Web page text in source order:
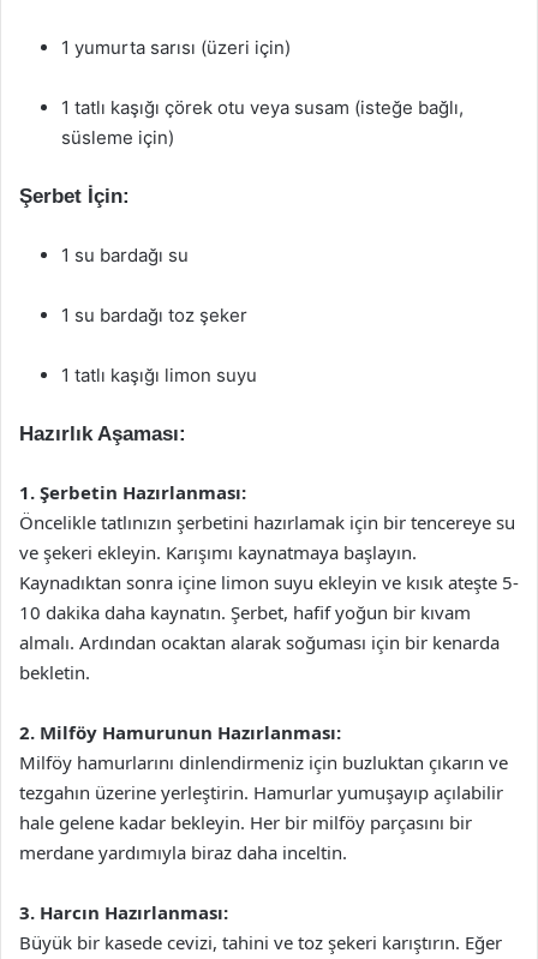
1 yumurta sarısı (üzeri için)
1 tatlı kaşığı çörek otu veya susam (isteğe bağlı,
süsleme için)
Şerbet İçin:
1 su bardağı su
1 su bardağı toz şeker
1 tatlı kaşığı limon suyu
Hazırlık Aşaması:
1. Şerbetin Hazırlanması:
Öncelikle tatlınızın şerbetini hazırlamak için bir tencereye su
ve şekeri ekleyin. Karışımı kaynatmaya başlayın.
Kaynadıktan sonra içine limon suyu ekleyin ve kısık ateşte 5-
10 dakika daha kaynatın. Şerbet, hafif yoğun bir kıvam
almalı. Ardından ocaktan alarak soğuması için bir kenarda
bekletin.
2. Milföy Hamurunun Hazırlanması:
Milföy hamurlarını dinlendirmeniz için buzluktan çıkarın ve
tezgahın üzerine yerleştirin. Hamurlar yumuşayıp açılabilir
hale gelene kadar bekleyin. Her bir milföy parçasını bir
merdane yardımıyla biraz daha inceltin.
3. Harcın Hazırlanması:
Büyük bir kasede cevizi, tahini ve toz şekeri karıştırın. Eğer